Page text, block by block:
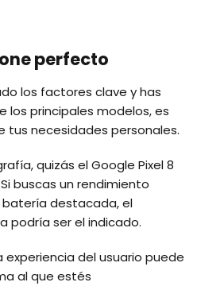
perfecto
los factores clave y has
los principales modelos, es
tus necesidades personales.
quizás el Google Pixel 8
buscas un rendimiento
batería destacada, el
podría ser el indicado.
del usuario puede
al que estés